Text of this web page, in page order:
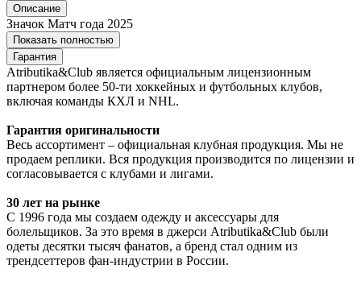
Описание
Значок Матч года 2025
Показать полностью
Гарантия
Atributika&Club является официальным лицензионным
партнером более 50-ти хоккейных и футбольных клубов,
включая команды КХЛ и NHL.
Гарантия оригинальности
Весь ассортимент – официальная клубная продукция. Мы не
продаем реплики. Вся продукция производится по лицензии и
согласовывается с клубами и лигами.
30 лет на рынке
С 1996 года мы создаем одежду и аксессуары для
болельщиков. За это время в джерси Atributika&Club были
одеты десятки тысяч фанатов, а бренд стал одним из
трендсеттеров фан-индустрии в России.